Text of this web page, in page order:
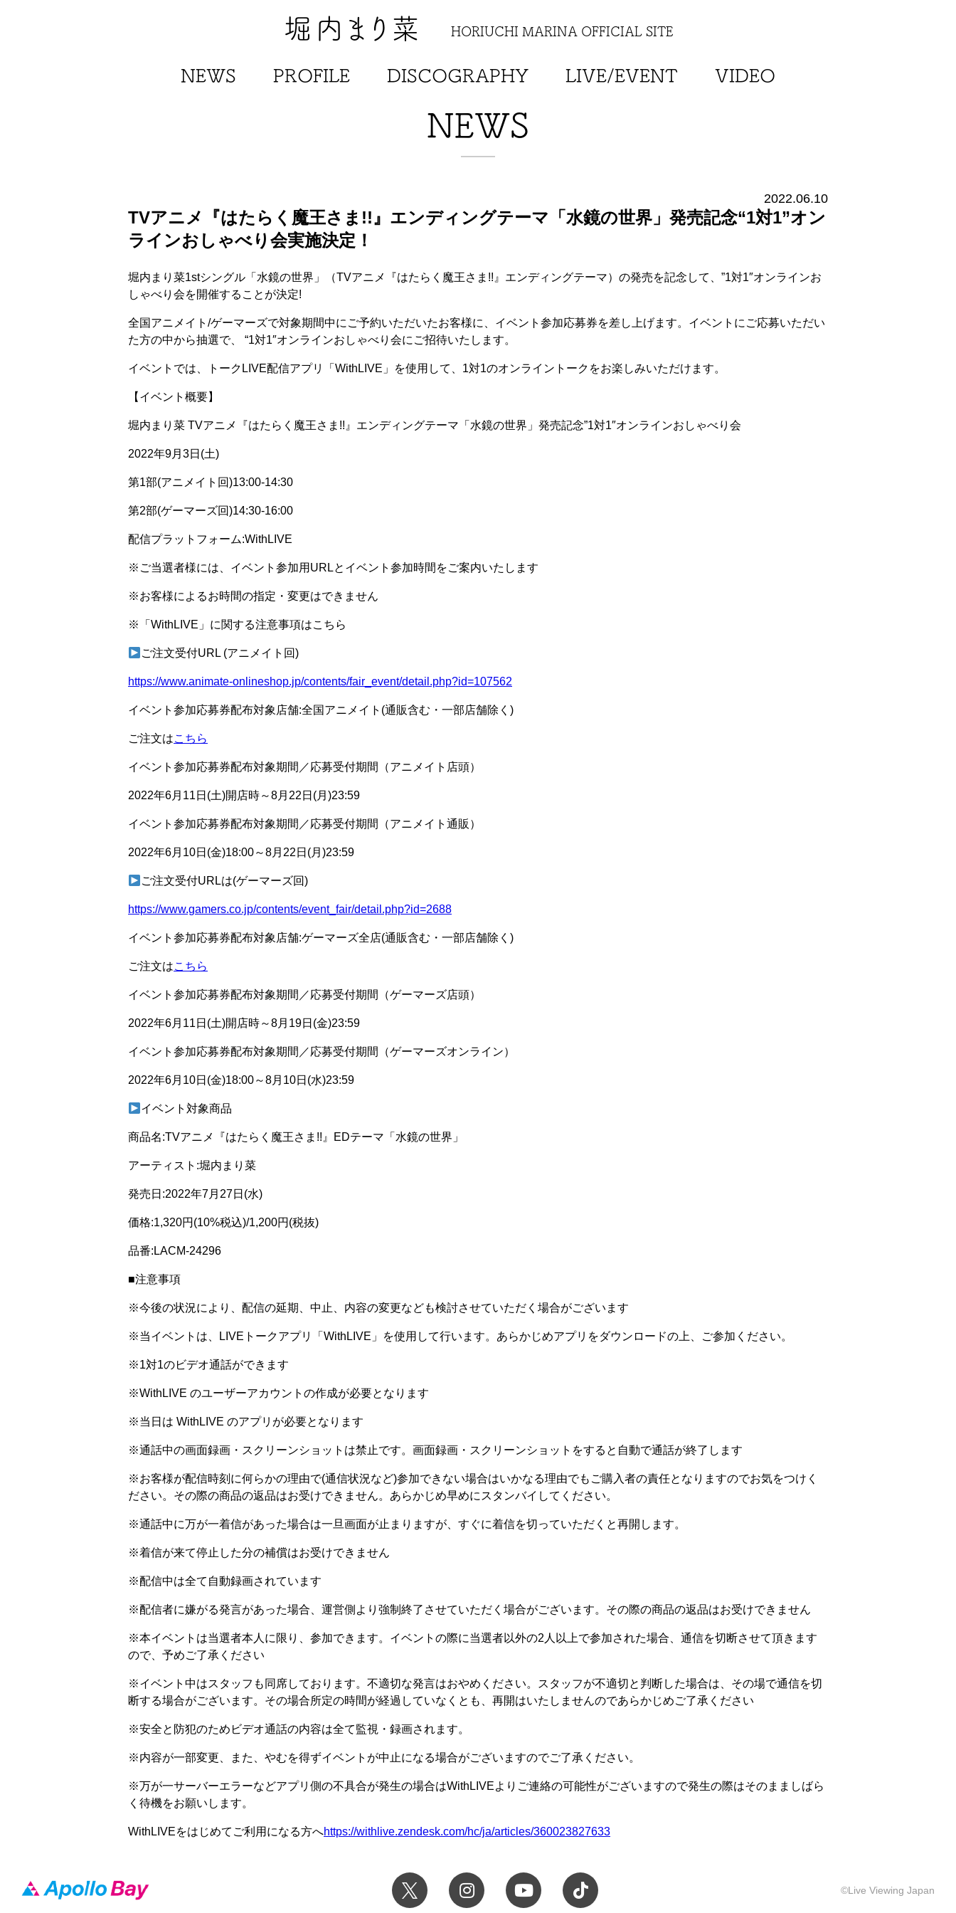
堀内まり菜 HORIUCHI MARINA OFFICIAL SITE
NEWS PROFILE DISCOGRAPHY LIVE/EVENT VIDEO
NEWS
2022.06.10
TVアニメ『はたらく魔王さま!!』エンディングテーマ「水鏡の世界」発売記念“1対1”オン
ラインおしゃべり会実施決定！
堀内まり菜1stシングル「水鏡の世界」（TVアニメ『はたらく魔王さま!!』エンディングテーマ）の発売を記念して、”1対1″オンラインお
しゃべり会を開催することが決定!
全国アニメイト/ゲーマーズで対象期間中にご予約いただいたお客様に、イベント参加応募券を差し上げます。イベントにご応募いただい
た方の中から抽選で、 “1対1″オンラインおしゃべり会にご招待いたします。
イベントでは、トークLIVE配信アプリ「WithLIVE」を使用して、1対1のオンライントークをお楽しみいただけます。
【イベント概要】
堀内まり菜 TVアニメ『はたらく魔王さま!!』エンディングテーマ「水鏡の世界」発売記念”1対1″オンラインおしゃべり会
2022年9月3日(土)
第1部(アニメイト回)13:00-14:30
第2部(ゲーマーズ回)14:30-16:00
配信プラットフォーム:WithLIVE
※ご当選者様には、イベント参加用URLとイベント参加時間をご案内いたします
※お客様によるお時間の指定・変更はできません
※「WithLIVE」に関する注意事項はこちら
ご注文受付URL (アニメイト回)
https://www.animate-onlineshop.jp/contents/fair_event/detail.php?id=107562
イベント参加応募券配布対象店舗:全国アニメイト(通販含む・一部店舗除く)
ご注文はこちら
イベント参加応募券配布対象期間／応募受付期間（アニメイト店頭）
2022年6月11日(土)開店時～8月22日(月)23:59
イベント参加応募券配布対象期間／応募受付期間（アニメイト通販）
2022年6月10日(金)18:00～8月22日(月)23:59
ご注文受付URLは(ゲーマーズ回)
https://www.gamers.co.jp/contents/event_fair/detail.php?id=2688
イベント参加応募券配布対象店舗:ゲーマーズ全店(通販含む・一部店舗除く)
ご注文はこちら
イベント参加応募券配布対象期間／応募受付期間（ゲーマーズ店頭）
2022年6月11日(土)開店時～8月19日(金)23:59
イベント参加応募券配布対象期間／応募受付期間（ゲーマーズオンライン）
2022年6月10日(金)18:00～8月10日(水)23:59
イベント対象商品
商品名:TVアニメ『はたらく魔王さま!!』EDテーマ「水鏡の世界」
アーティスト:堀内まり菜
発売日:2022年7月27日(水)
価格:1,320円(10%税込)/1,200円(税抜)
品番:LACM-24296
■注意事項
※今後の状況により、配信の延期、中止、内容の変更なども検討させていただく場合がございます
※当イベントは、LIVEトークアプリ「WithLIVE」を使用して行います。あらかじめアプリをダウンロードの上、ご参加ください。
※1対1のビデオ通話ができます
※WithLIVE のユーザーアカウントの作成が必要となります
※当日は WithLIVE のアプリが必要となります
※通話中の画面録画・スクリーンショットは禁止です。画面録画・スクリーンショットをすると自動で通話が終了します
※お客様が配信時刻に何らかの理由で(通信状況など)参加できない場合はいかなる理由でもご購入者の責任となりますのでお気をつけく
ださい。その際の商品の返品はお受けできません。あらかじめ早めにスタンバイしてください。
※通話中に万が一着信があった場合は一旦画面が止まりますが、すぐに着信を切っていただくと再開します。
※着信が来て停止した分の補償はお受けできません
※配信中は全て自動録画されています
※配信者に嫌がる発言があった場合、運営側より強制終了させていただく場合がございます。その際の商品の返品はお受けできません
※本イベントは当選者本人に限り、参加できます。イベントの際に当選者以外の2人以上で参加された場合、通信を切断させて頂きます
ので、予めご了承ください
※イベント中はスタッフも同席しております。不適切な発言はおやめください。スタッフが不適切と判断した場合は、その場で通信を切
断する場合がございます。その場合所定の時間が経過していなくとも、再開はいたしませんのであらかじめご了承ください
※安全と防犯のためビデオ通話の内容は全て監視・録画されます。
※内容が一部変更、また、やむを得ずイベントが中止になる場合がございますのでご了承ください。
※万が一サーバーエラーなどアプリ側の不具合が発生の場合はWithLIVEよりご連絡の可能性がございますので発生の際はそのまましばら
く待機をお願いします。
WithLIVEをはじめてご利用になる方へhttps://withlive.zendesk.com/hc/ja/articles/360023827633
©Live Viewing Japan